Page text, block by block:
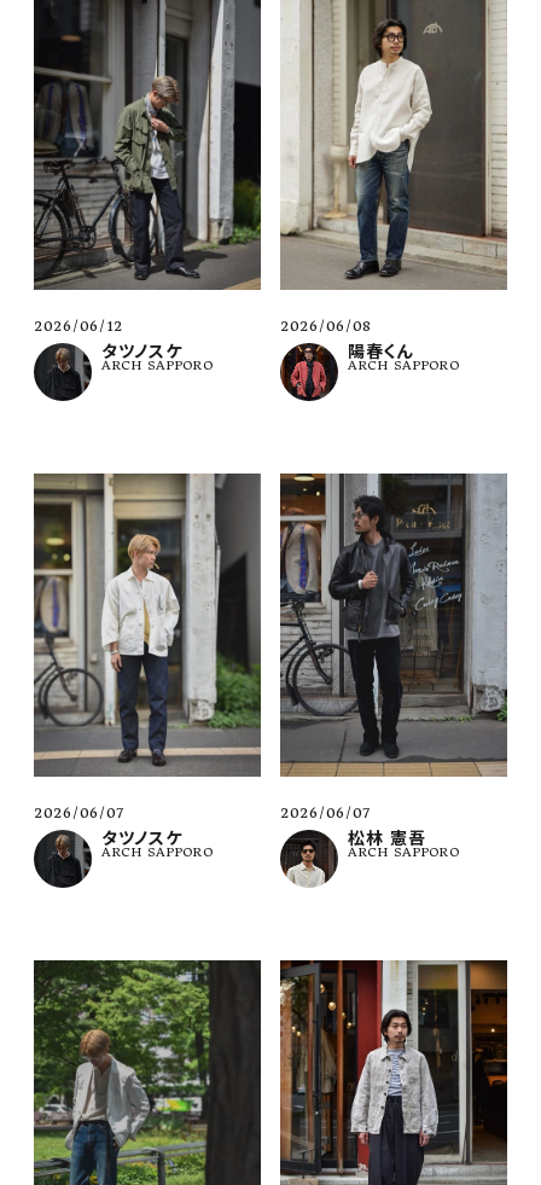
2026/06/12
タツノスケ
ARCH SAPPORO
2026/06/08
陽春くん
ARCH SAPPORO
2026/06/07
タツノスケ
ARCH SAPPORO
2026/06/07
松林 憲吾
ARCH SAPPORO